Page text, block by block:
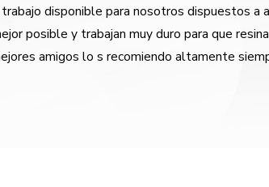
disponible para nosotros dispuestos a
posible y trabajan muy duro para que
amigos lo s recomiendo altamente